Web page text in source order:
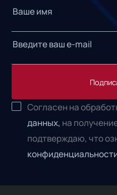
Согласен на
данных, на
подтверждаю, что